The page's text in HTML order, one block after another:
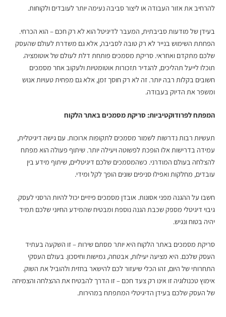
להרחיב את אזור העבודה או ליצור סביבה נעימה יותר לעובדים ולקוחות.
בעידן של מודעות סביבתית, המעבר לדיגיטל הוא לא רק חכם – הוא הכרחי.
הפחתת השימוש בנייר לא רק טובה לסביבה, אלא גם משדרת לעולם שהעסק
שלכם מתקדם ואחראי. סריקת מסמכים פותחת דלת לעולם של אוטומציה.
תוכלו לייעל תהליכים, להגדיר תזכורות אוטומטיות ולעקוב אחר מסמכים
חשובים בקלות רבה יותר. זה לא רק חוסך זמן, אלא גם מפחית טעויות אנוש
ומשפר את הדיוק בעבודה.
המפתח לפרודוקטיביות: סריקת מסמכים באתר הלקוח
תעשיות רבות נדרשות לשמור מסמכים לתקופות ארוכות. עם גישה דיגיטלית,
עמידה בדרישות אלו הופכת לפשוטה ויעילה יותר. שיתוף פעולה הוא מפתח
להצלחה בעולם המודרני. כשהמסמכים שלכם דיגיטליים, שיתוף מידע בין
עובדים, מחלקות ואפילו סניפים שונים הופך לקל ומידי.
חשבו על ההגנה מפני אסונות. אובדן מסמכים פיזיים יכול להיות הרסני לעסק.
גיבוי דיגיטלי מספק שכבת הגנה נוספת ומבטיח שהמידע החיוני שלכם תמיד
יהיה בטוח ונגיש.
סריקת מסמכים באתר הלקוחהיא יותר מסתם שירות – זו השקעה בעתיד
העסק שלכם. היא מציעה יעילות, אבטחה, גמישות וחיסכון. בעולם העסקי
התחרותי של היום, זהו הכלי שיעזור לכם להישאר בחזית ולהוביל את השוק.
אימוץ טכנולוגיה זו אינו רק צעד חכם – זו הדרך להבטיח את ההצלחה והצמיחה
של העסק שלכם בעידן הדיגיטלי המתפתח במהירות.